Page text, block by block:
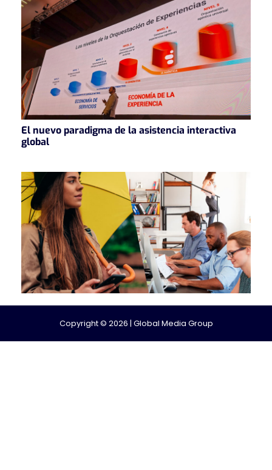
El nuevo paradigma de la asistencia interactiva
global